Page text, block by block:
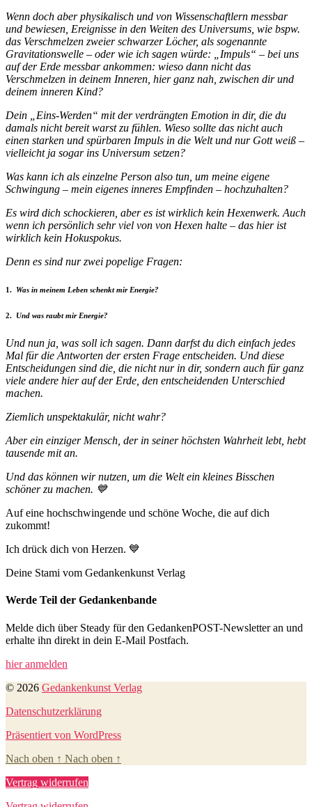
Wenn doch aber physikalisch und von Wissenschaftlern messbar
und bewiesen, Ereignisse in den Weiten des Universums, wie bspw.
das Verschmelzen zweier schwarzer Löcher, als sogenannte
Gravitationswelle – oder wie ich sagen würde: „Impuls“ – bei uns
auf der Erde messbar ankommen: wieso dann nicht das
Verschmelzen in deinem Inneren, hier ganz nah, zwischen dir und
deinem inneren Kind?
Dein „Eins-Werden“ mit der verdrängten Emotion in dir, die du
damals nicht bereit warst zu fühlen. Wieso sollte das nicht auch
einen starken und spürbaren Impuls in die Welt und nur Gott weiß –
vielleicht ja sogar ins Universum setzen?
Was kann ich als einzelne Person also tun, um meine eigene
Schwingung – mein eigenes inneres Empfinden – hochzuhalten?
Es wird dich schockieren, aber es ist wirklich kein Hexenwerk. Auch
wenn ich persönlich sehr viel von von Hexen halte – das hier ist
wirklich kein Hokuspokus.
Denn es sind nur zwei popelige Fragen:
1. Was in meinem Leben schenkt mir Energie?
2. Und was raubt mir Energie?
Und nun ja, was soll ich sagen. Dann darfst du dich einfach jedes
Mal für die Antworten der ersten Frage entscheiden. Und diese
Entscheidungen sind die, die nicht nur in dir, sondern auch für ganz
viele andere hier auf der Erde, den entscheidenden Unterschied
machen.
Ziemlich unspektakulär, nicht wahr?
Aber ein einziger Mensch, der in seiner höchsten Wahrheit lebt, hebt
tausende mit an.
Und das können wir nutzen, um die Welt ein kleines Bisschen
schöner zu machen. 💙
Auf eine hochschwingende und schöne Woche, die auf dich
zukommt!
Ich drück dich von Herzen. 💙
Deine Stami vom Gedankenkunst Verlag
Werde Teil der Gedankenbande
Melde dich über Steady für den GedankenPOST-Newsletter an und
erhalte ihn direkt in dein E-Mail Postfach.
hier anmelden
© 2026 Gedankenkunst Verlag
Datenschutzerklärung
Präsentiert von WordPress
Nach oben ↑ Nach oben ↑
Vertrag widerrufen